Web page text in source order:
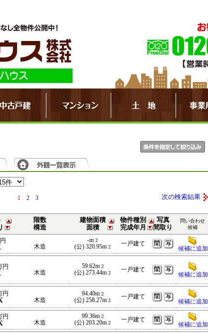
1 2 3 次の検索結果
階数
構造
建物面積
面積
物件種別
完成年月
写真
間取り
問い合わせ
候補
木造
-m 2
(公) 320.95m 2
一戸建て
候補に追加
円
木造
59.62m 2
(公) 273.44m 2
一戸建て
候補に追加
円
木造
94.40m 2
(公) 258.27m 2
一戸建て
候補に追加
円
木造
99.36m 2
(公) 203.20m 2
一戸建て
候補に追加